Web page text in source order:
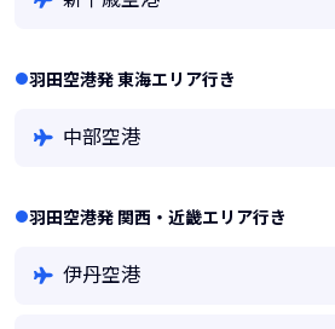
羽田空港発 東海エリア行き
中部空港
羽田空港発 関西・近畿エリア行き
伊丹空港